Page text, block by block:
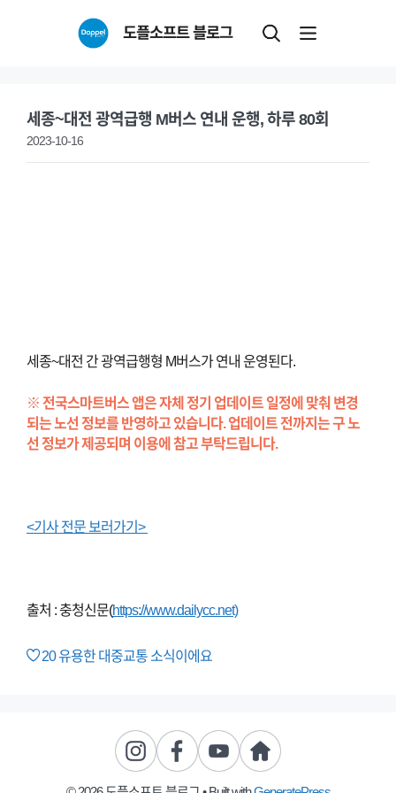
도플소프트 블로그
세종~대전 광역급행 M버스 연내 운행, 하루 80회
2023-10-16
세종~대전 간 광역급행형 M버스가 연내 운영된다.
※ 전국스마트버스 앱은 자체 정기 업데이트 일정에 맞춰 변경
되는 노선 정보를 반영하고 있습니다. 업데이트 전까지는 구 노
선 정보가 제공되며 이용에 참고 부탁드립니다.
<기사 전문 보러가기>
출처 : 충청신문(https://www.dailycc.net)
20유용한 대중교통 소식이에요